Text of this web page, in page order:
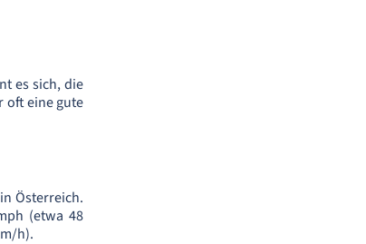
es sich, die
oft eine gute
Österreich.
(etwa 48
h).